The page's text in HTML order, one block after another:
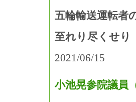
五輪輸送運転者
至れり尽くせり
2021/06/15
小池晃参院議員